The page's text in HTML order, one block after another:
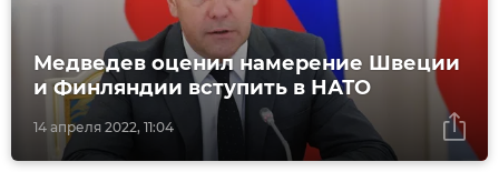
14 апреля 2022, 11:04
Медведев оценил намерение Швеции
и Финляндии вступить в НАТО